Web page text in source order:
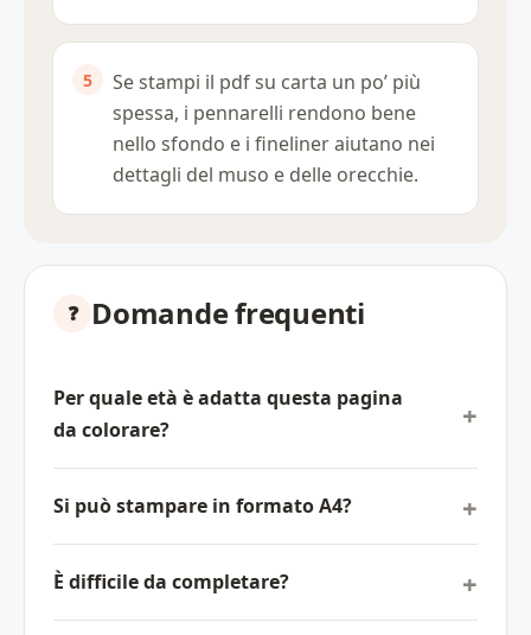
Se stampi il pdf su carta un po’ più
spessa, i pennarelli rendono bene
nello sfondo e i fineliner aiutano nei
dettagli del muso e delle orecchie.
Domande frequenti
Per quale età è adatta questa pagina
da colorare?
Si può stampare in formato A4?
È difficile da completare?